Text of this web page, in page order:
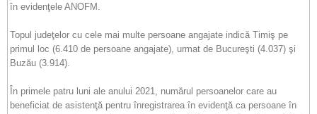
în evidenţele ANOFM.
Topul judeţelor cu cele mai multe persoane angajate indică Timiş pe
primul loc (6.410 de persoane angajate), urmat de Bucureşti (4.037) şi
Buzău (3.914).
În primele patru luni ale anului 2021, numărul persoanelor care au
beneficiat de asistenţă pentru înregistrarea în evidenţă ca persoane în